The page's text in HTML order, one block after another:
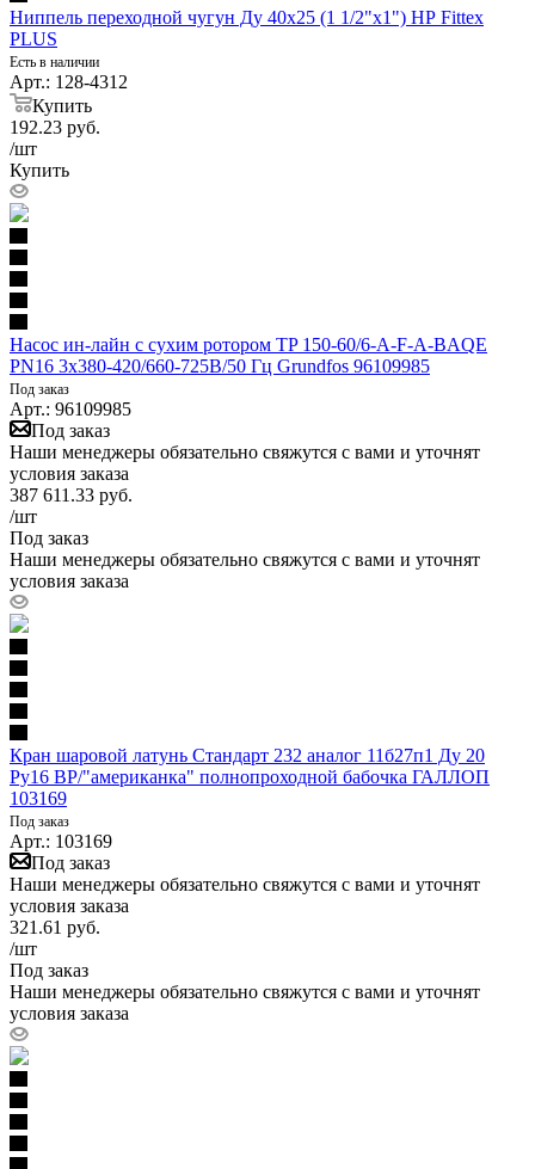
Ниппель переходной чугун Ду 40х25 (1 1/2"х1") НР Fittex
PLUS
Есть в наличии
Арт.: 128-4312
Купить
192.23 руб.
/шт
Купить
Насос ин-лайн с сухим ротором TP 150-60/6-A-F-A-BAQE
PN16 3х380-420/660-725В/50 Гц Grundfos 96109985
Под заказ
Арт.: 96109985
Под заказ
Наши менеджеры обязательно свяжутся с вами и уточнят
условия заказа
387 611.33 руб.
/шт
Под заказ
Наши менеджеры обязательно свяжутся с вами и уточнят
условия заказа
Кран шаровой латунь Стандарт 232 аналог 11б27п1 Ду 20
Ру16 ВР/"американка" полнопроходной бабочка ГАЛЛОП
103169
Под заказ
Арт.: 103169
Под заказ
Наши менеджеры обязательно свяжутся с вами и уточнят
условия заказа
321.61 руб.
/шт
Под заказ
Наши менеджеры обязательно свяжутся с вами и уточнят
условия заказа